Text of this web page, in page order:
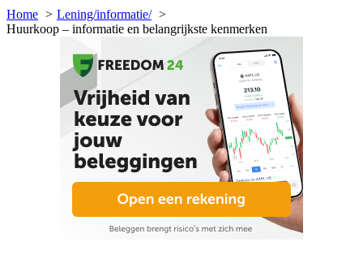
Home
Lening/informatie/
Huurkoop – informatie en belangrijkste kenmerken